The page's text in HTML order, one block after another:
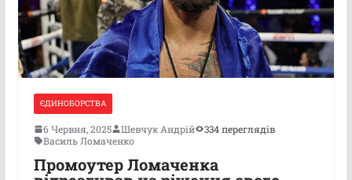
ЄДИНОБОРСТВА
6 Червня, 2025 Шевчук Андрій
334 переглядів
Василь Ломаченко
Промоутер Ломаченка